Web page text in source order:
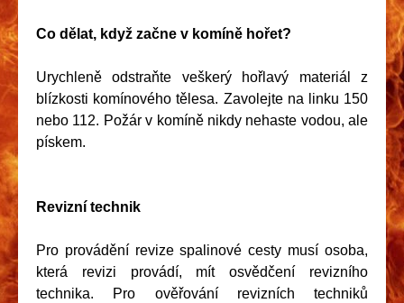
Co dělat, když začne v komíně hořet?
Urychleně odstraňte veškerý hořlavý materiál z
blízkosti komínového tělesa. Zavolejte na linku 150
nebo 112. Požár v komíně nikdy nehaste vodou, ale
pískem.
Revizní technik
Pro provádění revize spalinové cesty musí osoba,
která revizi provádí, mít osvědčení revizního
technika. Pro ověřování revizních techniků